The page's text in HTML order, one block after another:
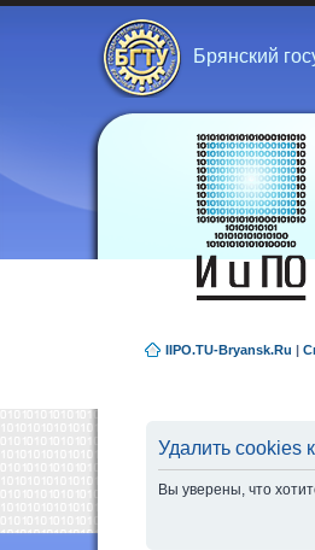
Брянский
IIPO.TU-Bryansk.Ru |
Удалить cookies
Вы уверены, что